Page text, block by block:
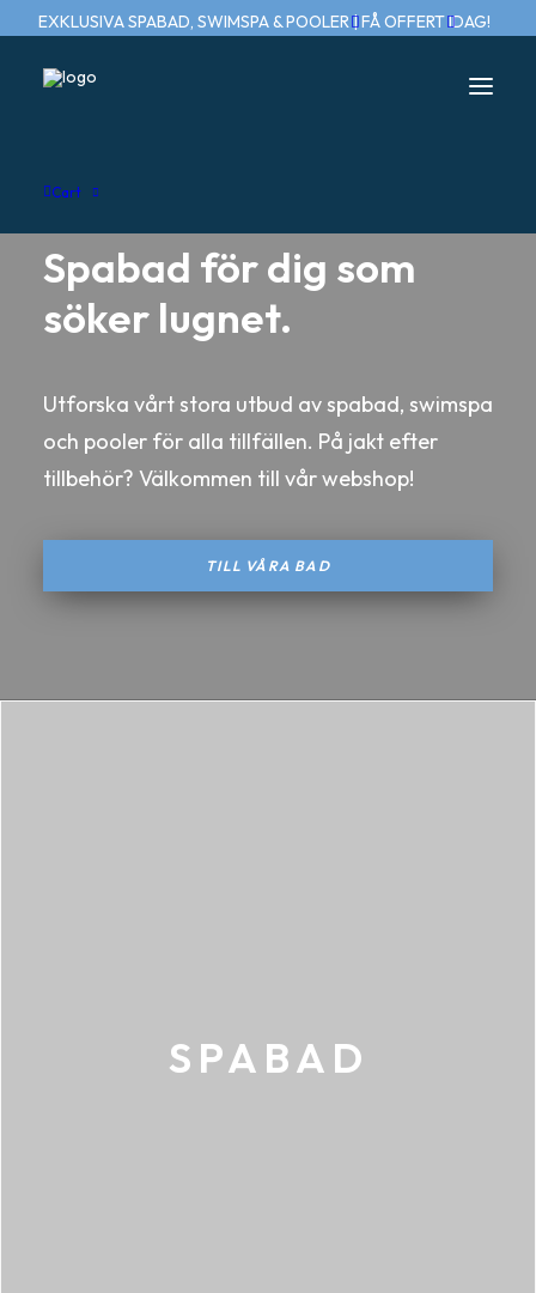
EXKLUSIVA SPABAD, SWIMSPA & POOLER | FÅ OFFERT IDAG!
Cart
Spabad för dig som
söker lugnet.
Utforska vårt stora utbud av spabad, swimspa
och pooler för alla tillfällen. På jakt efter
tillbehör? Välkommen till vår webshop!
TILL VÅRA BAD
SPABAD